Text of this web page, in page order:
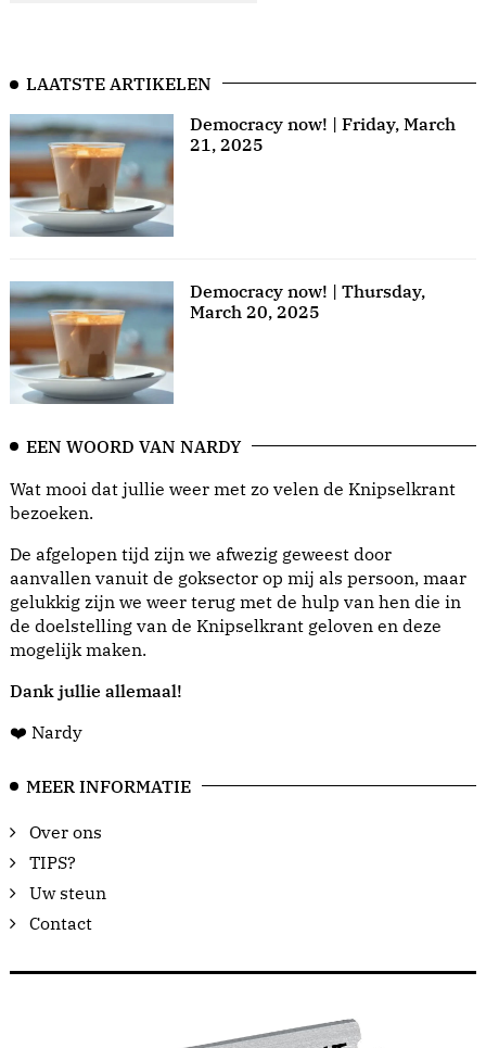
LAATSTE ARTIKELEN
Democracy now! | Friday, March
21, 2025
Democracy now! | Thursday,
March 20, 2025
EEN WOORD VAN NARDY
Wat mooi dat jullie weer met zo velen de Knipselkrant
bezoeken.
De afgelopen tijd zijn we afwezig geweest door
aanvallen vanuit de goksector op mij als persoon, maar
gelukkig zijn we weer terug met de hulp van hen die in
de doelstelling van de Knipselkrant geloven en deze
mogelijk maken.
Dank jullie allemaal!
❤️ Nardy
MEER INFORMATIE
Over ons
TIPS?
Uw steun
Contact